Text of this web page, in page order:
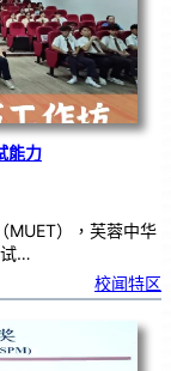
能力
MUET），芙蓉中华
试…
校闻特区